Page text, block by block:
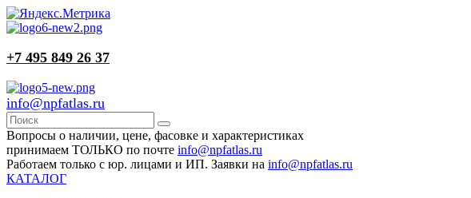
+7 495 849 26 37
info@npfatlas.ru
Вопросы о наличии, цене, фасовке и характеристиках
принимаем ТОЛЬКО по почте info@npfatlas.ru
Работаем только с юр. лицами и ИП. Заявки на info@npfatlas.ru
КАТАЛОГ